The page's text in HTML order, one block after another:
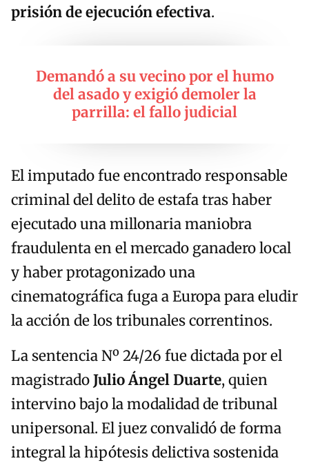
prisión de ejecución efectiva.
Demandó a su vecino por el humo
del asado y exigió demoler la
parrilla: el fallo judicial
El imputado fue encontrado responsable
criminal del delito de estafa tras haber
ejecutado una millonaria maniobra
fraudulenta en el mercado ganadero local
y haber protagonizado una
cinematográfica fuga a Europa para eludir
la acción de los tribunales correntinos.
La sentencia Nº 24/26 fue dictada por el
magistradoJulio Ángel Duarte, quien
intervino bajo la modalidad de tribunal
unipersonal. El juez convalidó de forma
integral la hipótesis delictiva sostenida